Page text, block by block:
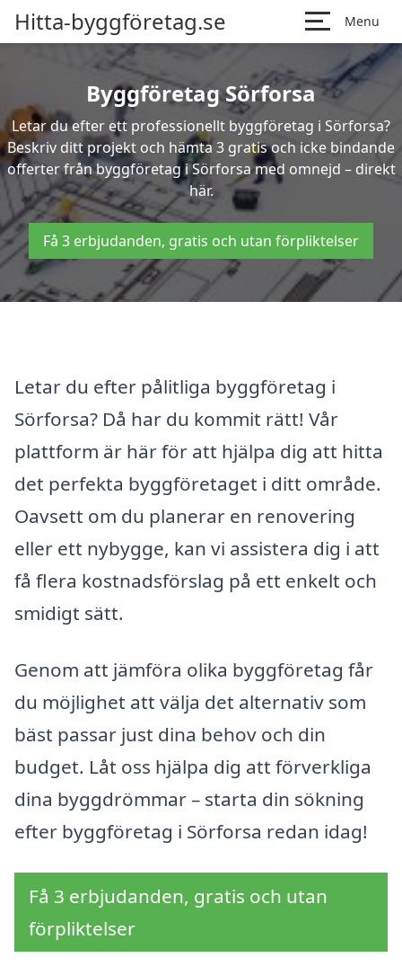
Hitta-byggföretag.se Menu
Byggföretag Sörforsa
Letar du efter ett professionellt byggföretag i Sörforsa?
Beskriv ditt projekt och hämta 3 gratis och icke bindande
offerter från byggföretag i Sörforsa med omnejd – direkt
här.
Få 3 erbjudanden, gratis och utan förpliktelser
Letar du efter pålitliga byggföretag i
Sörforsa? Då har du kommit rätt! Vår
plattform är här för att hjälpa dig att hitta
det perfekta byggföretaget i ditt område.
Oavsett om du planerar en renovering
eller ett nybygge, kan vi assistera dig i att
få flera kostnadsförslag på ett enkelt och
smidigt sätt.
Genom att jämföra olika byggföretag får
du möjlighet att välja det alternativ som
bäst passar just dina behov och din
budget. Låt oss hjälpa dig att förverkliga
dina byggdrömmar – starta din sökning
efter byggföretag i Sörforsa redan idag!
Få 3 erbjudanden, gratis och utan
förpliktelser